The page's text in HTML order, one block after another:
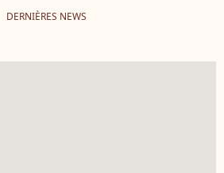
DERNIÈRES NEWS